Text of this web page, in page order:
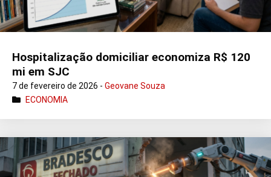
Hospitalização domiciliar economiza R$ 120
mi em SJC
7 de fevereiro de 2026 - Geovane Souza
ECONOMIA